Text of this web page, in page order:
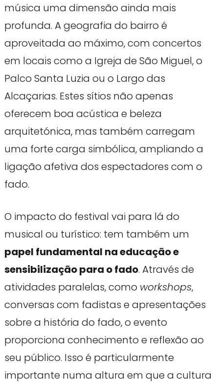
música uma dimensão ainda mais
profunda. A geografia do bairro é
aproveitada ao máximo, com concertos
em locais como a Igreja de São Miguel, o
Palco Santa Luzia ou o Largo das
Alcaçarias. Estes sítios não apenas
oferecem boa acústica e beleza
arquitetónica, mas também carregam
uma forte carga simbólica, ampliando a
ligação afetiva dos espectadores com o
fado.
O impacto do festival vai para lá do
musical ou turístico: tem também um
papel fundamental na educação e
sensibilização para o fado. Através de
atividades paralelas, como workshops,
conversas com fadistas e apresentações
sobre a história do fado, o evento
proporciona conhecimento e reflexão ao
seu público. Isso é particularmente
importante numa altura em que a cultura